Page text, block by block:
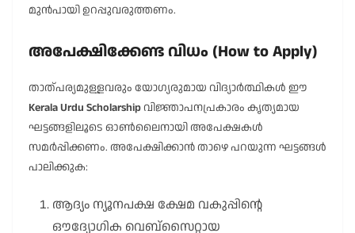
മുൻപായി ഉറപ്പുവരുത്തണം.
അപേക്ഷിക്കേണ്ട വിധം (How to Apply)
താത്പര്യമുള്ളവരും യോഗ്യരുമായ വിദ്യാർത്ഥികൾ ഈ
Kerala Urdu Scholarship വിജ്ഞാപനപ്രകാരം കൃത്യമായ
ഘട്ടങ്ങളിലൂടെ ഓൺലൈനായി അപേക്ഷകൾ
സമർപ്പിക്കണം. അപേക്ഷിക്കാൻ താഴെ പറയുന്ന ഘട്ടങ്ങൾ
പാലിക്കുക:
ആദ്യം ന്യൂനപക്ഷ ക്ഷേമ വകുപ്പിന്റെ
ഔദ്യോഗിക വെബ്സൈറ്റായ